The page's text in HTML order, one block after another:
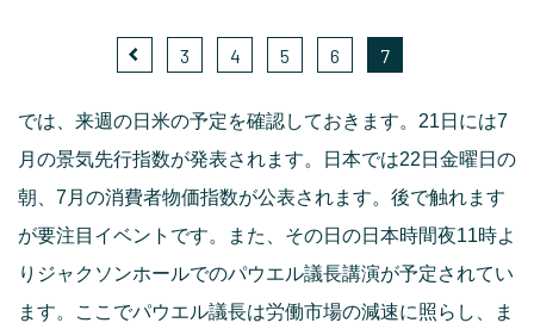
3 4 5 6 7
では、来週の日米の予定を確認しておきます。21日には7
月の景気先行指数が発表されます。日本では22日金曜日の
朝、7月の消費者物価指数が公表されます。後で触れます
が要注目イベントです。また、その日の日本時間夜11時よ
りジャクソンホールでのパウエル議長講演が予定されてい
ます。ここでパウエル議長は労働市場の減速に照らし、ま